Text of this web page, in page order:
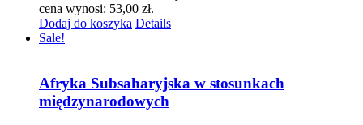
cena wynosi: 53,00 zł.
Dodaj do koszyka Details
Sale!
Afryka Subsaharyjska w stosunkach
międzynarodowych